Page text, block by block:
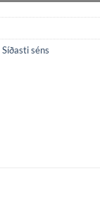
Síðasti séns